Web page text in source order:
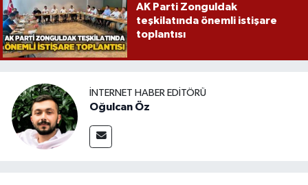
AK Parti Zonguldak
teşkilatında önemli istişare
toplantısı
İNTERNET HABER EDITÖRÜ
Oğulcan Öz